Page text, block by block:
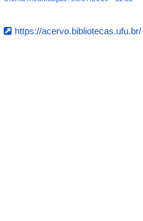
https://acervo.bibliotecas.ufu.br/